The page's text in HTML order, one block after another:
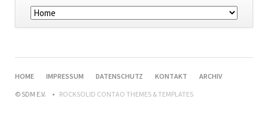
HOME IMPRESSUM DATENSCHUTZ KONTAKT
ARCHIV
© SDM E.V.
ROCKSOLID CONTAO THEMES & TEMPLATES